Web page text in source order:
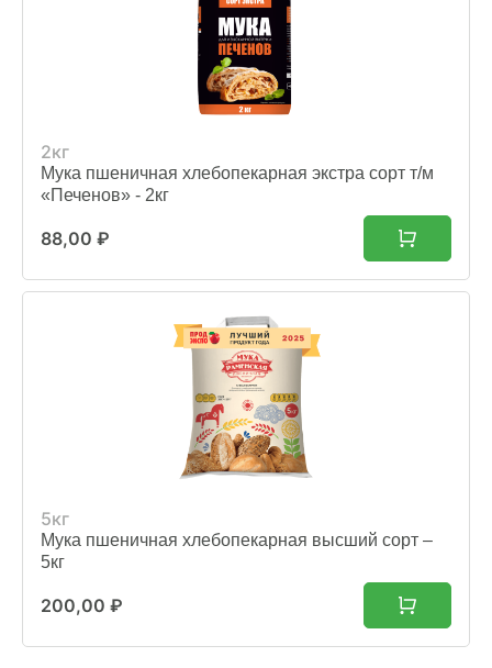
2кг
Мука пшеничная хлебопекарная экстра сорт т/м
«Печенов» - 2кг
88,00 ₽
5кг
Мука пшеничная хлебопекарная высший сорт –
5кг
200,00 ₽